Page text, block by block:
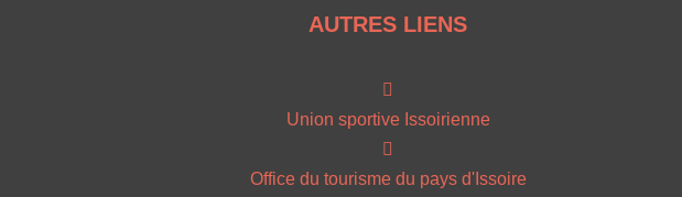
AUTRES LIENS
Union sportive Issoirienne
Office du tourisme du pays d'Issoire